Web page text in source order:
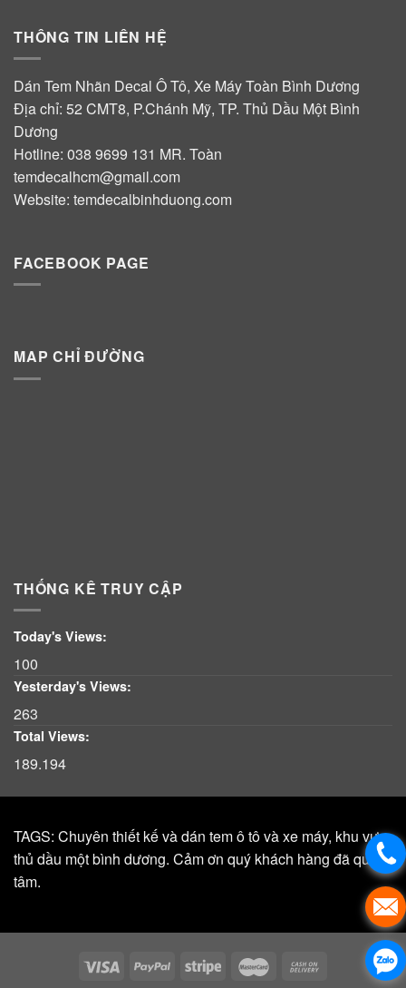
THÔNG TIN LIÊN HỆ
Dán Tem Nhãn Decal Ô Tô, Xe Máy Toàn Bình Dương
Địa chỉ: 52 CMT8, P.Chánh Mỹ, TP. Thủ Dầu Một Bình
Dương
Hotline: 038 9699 131 MR. Toàn
temdecalhcm@gmail.com
Website: temdecalbinhduong.com
FACEBOOK PAGE
MAP CHỈ ĐƯỜNG
THỐNG KÊ TRUY CẬP
Today's Views:
100
Yesterday's Views:
263
Total Views:
189.194
TAGS: Chuyên thiết kế và dán tem ô tô và xe máy, khu vực,
thủ dầu một bình dương. Cảm ơn quý khách hàng đã quan
tâm.